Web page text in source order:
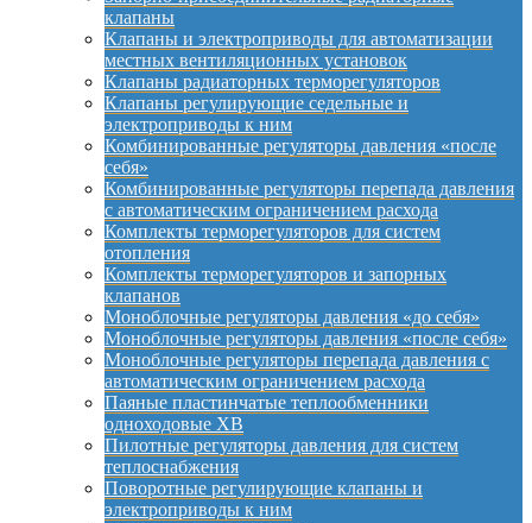
клапаны
Клапаны и электроприводы для автоматизации
местных вентиляционных установок
Клапаны радиаторных терморегуляторов
Клапаны регулирующие седельные и
электроприводы к ним
Комбинированные регуляторы давления «после
себя»
Комбинированные регуляторы перепада давления
с автоматическим ограничением расхода
Комплекты терморегуляторов для систем
отопления
Комплекты терморегуляторов и запорных
клапанов
Моноблочные регуляторы давления «до себя»
Моноблочные регуляторы давления «после себя»
Моноблочные регуляторы перепада давления с
автоматическим ограничением расхода
Паяные пластинчатые теплообменники
одноходовые XB
Пилотные регуляторы давления для систем
теплоснабжения
Поворотные регулирующие клапаны и
электроприводы к ним